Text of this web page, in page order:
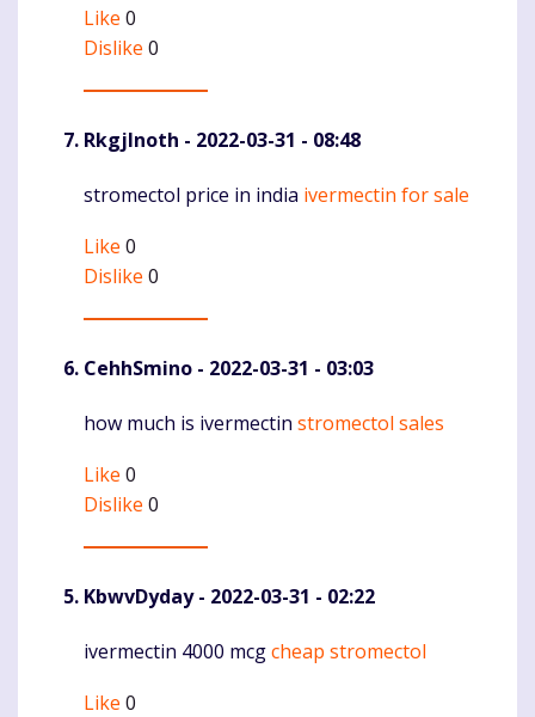
Like 0
Dislike 0
RkgjInoth - 2022-03-31 - 08:48
Komentaras
stromectol price in india ivermectin for sale
Like 0
Dislike 0
CehhSmino - 2022-03-31 - 03:03
Komentaras
how much is ivermectin stromectol sales
Like 0
Dislike 0
KbwvDyday- 2022-03-31 - 02:22
Komentaras
ivermectin 4000 mcgcheap stromectol
Like 0